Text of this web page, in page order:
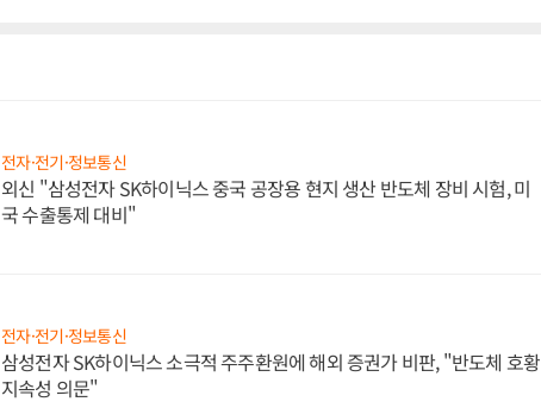
전자·전기·정보통신
외신 "삼성전자 SK하이닉스 중국 공장용 현지 생산 반도체 장비 시험, 미
국 수출통제 대비"
전자·전기·정보통신
삼성전자 SK하이닉스 소극적 주주환원에 해외 증권가 비판, "반도체 호황
지속성 의문"